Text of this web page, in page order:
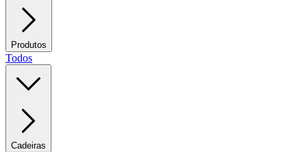
Produtos
Todos
Cadeiras